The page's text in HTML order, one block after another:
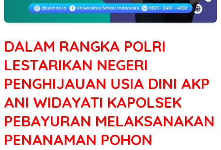
DALAM RANGKA POLRI
LESTARIKAN NEGERI
PENGHIJAUAN USIA DINI AKP
ANI WIDAYATI KAPOLSEK
PEBAYURAN MELAKSANAKAN
PENANAMAN POHON